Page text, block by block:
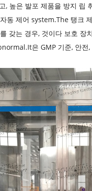
, 높은 발포 제품을 방지
동 제어 system.The 탱크
갖는 경우, 것이다 보호
은 GMP 기준, 안전